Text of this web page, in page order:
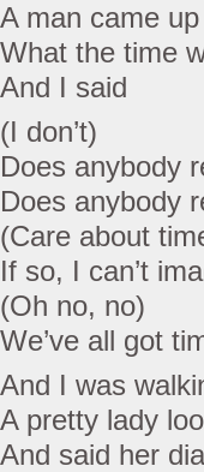
A man came
What the time
And I said
(I don’t)
Does anybody
Does anybody
(Care about
If so, I can’t
(Oh no, no)
We’ve all got
And I was
A pretty lady
And said her